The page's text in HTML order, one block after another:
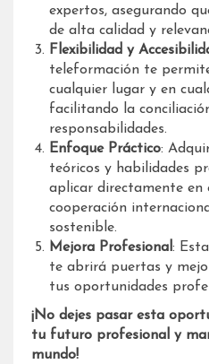
expertos, asegurando
de alta calidad y
Flexibilidad y
teleformación te
cualquier lugar y en
facilitando la
responsabilidades.
Enfoque Práctico:
teóricos y habilidades
aplicar directamente en
cooperación
sostenible.
Mejora Profesional :
te abrirá puertas y
tus oportunidades
¡No dejes pasar esta
tu futuro profesional y
mundo!